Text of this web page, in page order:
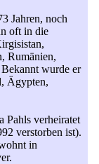
Jahren, noch
oft in die
Rumänien,
wurde er
Ägypten,
Pahls verheiratet
verstorben ist).
in